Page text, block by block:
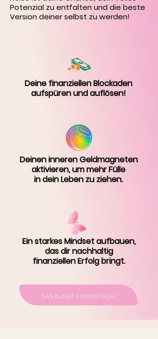
Potenzial zu entfalten und die beste
Version deiner selbst zu werden!
Deine finanziellen Blockaden
aufspüren und auflösen!
Deinen inneren Geldmagneten
aktivieren, um mehr Fülle
in dein Leben zu ziehen.
Ein starkes Mindset aufbauen,
das dir nachhaltig
finanziellen Erfolg bringt.
DAS KLINGT FANTASTISCH!